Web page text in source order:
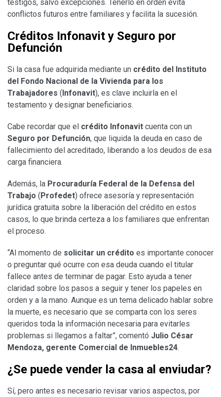
testigos, salvo excepciones. Tenerlo en orden evita
conflictos futuros entre familiares y facilita la sucesión.
Créditos Infonavit y Seguro por
Defunción
Si la casa fue adquirida mediante un crédito del Instituto
del Fondo Nacional de la Vivienda para los
Trabajadores (Infonavit), es clave incluirla en el
testamento y designar beneficiarios.
Cabe recordar que el crédito Infonavit cuenta con un
Seguro por Defunción, que liquida la deuda en caso de
fallecimiento del acreditado, liberando a los deudos de esa
carga financiera.
Además, la Procuraduría Federal de la Defensa del
Trabajo (Profedet) ofrece asesoría y representación
jurídica gratuita sobre la liberación del crédito en estos
casos, lo que brinda certeza a los familiares que enfrentan
el proceso.
“Al momento de solicitar un crédito es importante conocer
o preguntar qué ocurre con esa deuda cuando el titular
fallece antes de terminar de pagar. Esto ayuda a tener
claridad sobre los pasos a seguir y tener los papeles en
orden y a la mano. Aunque es un tema delicado hablar sobre
la muerte, es necesario que se comparta con los seres
queridos toda la información necesaria para evitarles
problemas si llegamos a faltar”, comentó Julio César
Mendoza, gerente Comercial de Inmuebles24.
¿Se puede vender la casa al enviudar?
Sí, pero antes es necesario revisar varios aspectos, por